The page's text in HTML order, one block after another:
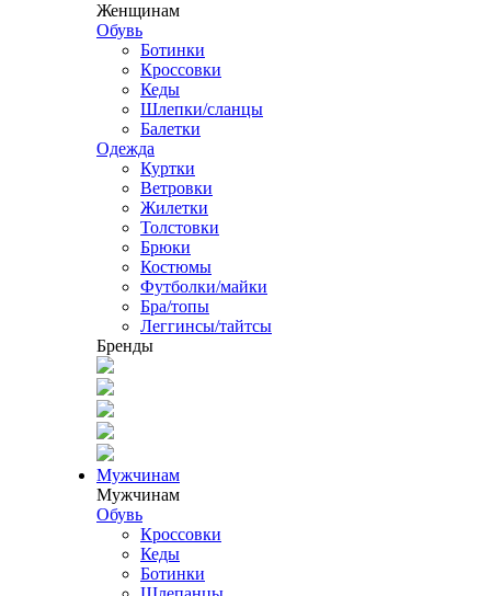
Женщинам
Обувь
Ботинки
Кроссовки
Кеды
Шлепки/сланцы
Балетки
Одежда
Куртки
Ветровки
Жилетки
Толстовки
Брюки
Костюмы
Футболки/майки
Бра/топы
Леггинсы/тайтсы
Бренды
Мужчинам
Мужчинам
Обувь
Кроссовки
Кеды
Ботинки